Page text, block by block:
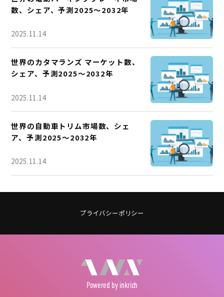
数、シェア、予測2025～2032年
2025.11.14
世界のカタマランズ マーケット数、
シェア、予測2025～2032年
2025.11.14
世界の自動車トリム市場数、シェ
ア、予測2025～2032年
2025.11.14
プライバシーポリシー
Powered by inkrich